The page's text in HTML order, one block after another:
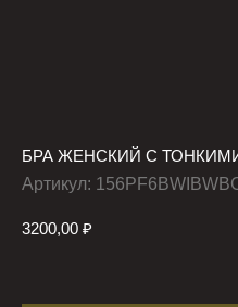
БРА ЖЕНСКИЙ С
Артикул:
3200,00 ₽